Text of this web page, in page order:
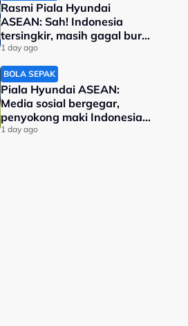
Rasmi Piala Hyundai
ASEAN: Sah! Indonesia
tersingkir, masih gagal buru
kejuaraan
1 day ago
BOLA SEPAK
Piala Hyundai ASEAN:
Media sosial bergegar,
penyokong maki Indonesia
malu kalah
1 day ago